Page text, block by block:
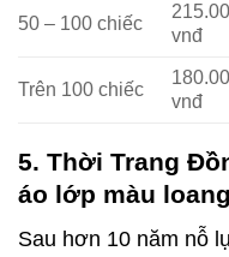
50 – 100 chiếc
vnđ
Trên 100 chiếc
vnđ
5. Thời Trang
áo lớp màu
Sau hơn 10 năm nỗ